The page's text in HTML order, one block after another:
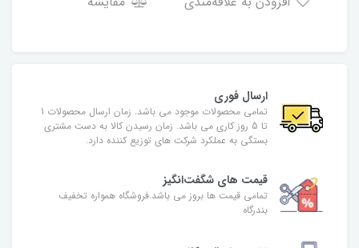
ارسال فوری
تمامی محصولات موجود می باشد. زمان ارسال محصولات 1
تا 5 روز کاری می باشد. زمان رسیدن کالا به دست مشتری
بستگی به عملکرد شرکت های توزیع کننده دارد.
قیمت های شگفت‌انگیز
تمامی قیمت ها بروز می باشد.فروشگاه همواره تخفیف
بندرگاه